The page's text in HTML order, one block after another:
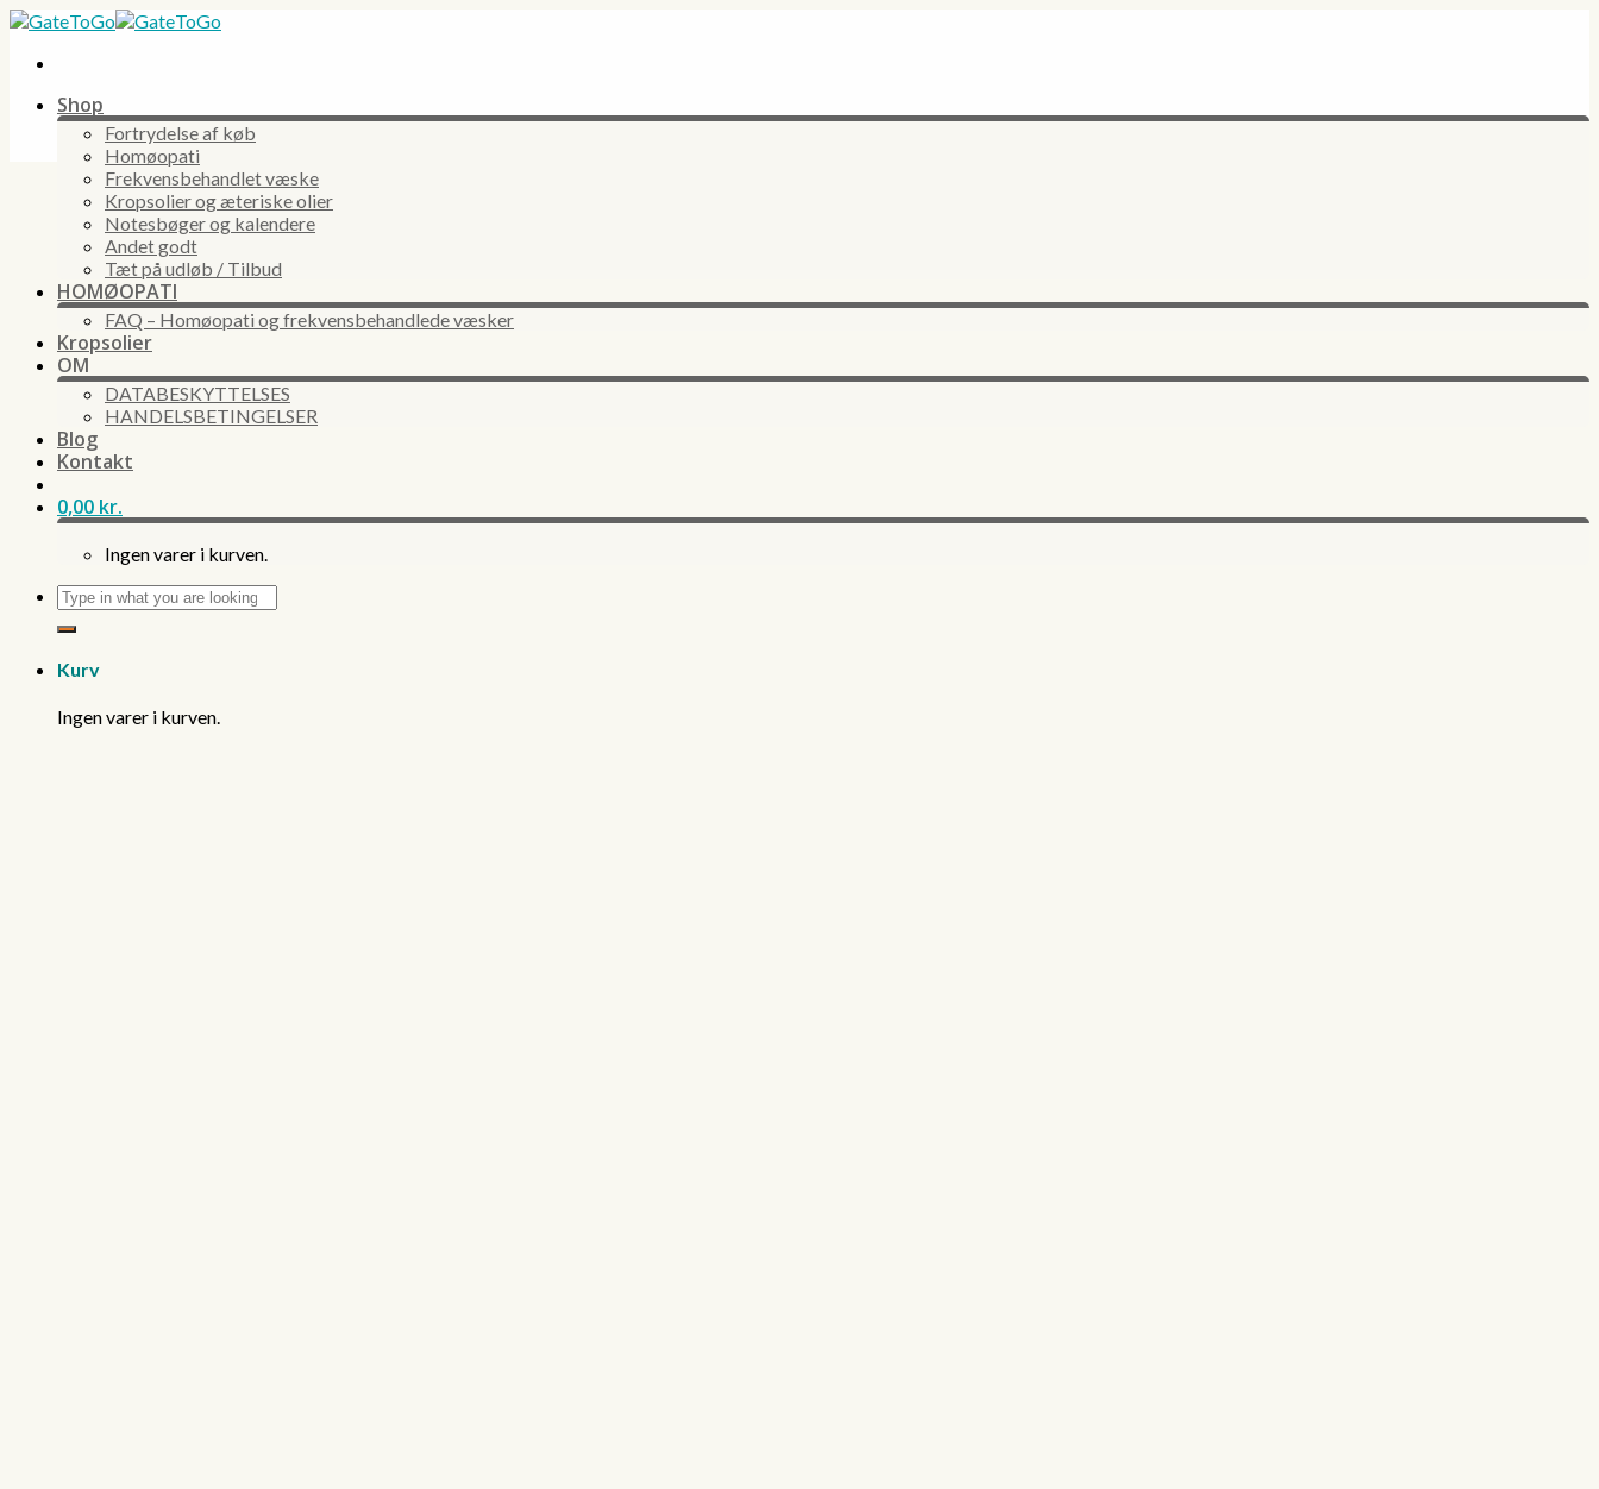
Skip
content
Shop
Fortrydelse af køb
Homøopati
Frekvensbehandlet væske
Kropsolier og æteriske olier
Notesbøger og kalendere
Andet godt
Tæt på udløb / Tilbud
HOMØOPATI
FAQ – Homøopati og frekvensbehandlede væsker
Kropsolier
OM
DATABESKYTTELSES
HANDELSBETINGELSER
Blog
Kontakt
0,00 kr.
Ingen varer i kurven.
Søg
efter:
Kurv
Ingen varer i kurven.